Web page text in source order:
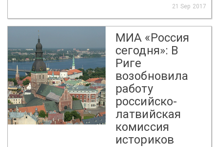
21 Sep 2017
МИА «Россия
сегодня»: В
Риге
возобновила
работу
российско-
латвийская
комиссия
историков